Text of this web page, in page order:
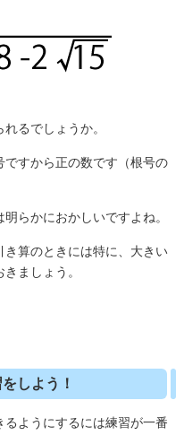
るでしょうか。
すから正の数です（根号の
らかにおかしいですよね。
算のときには特に、大きい
ましょう。
しよう！
ようにするには練習が一番